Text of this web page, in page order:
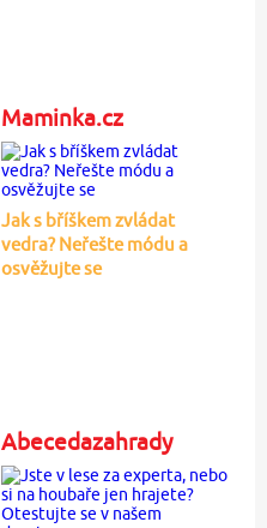
Maminka.cz
Jak s bříškem zvládat
vedra? Neřešte módu a
osvěžujte se
Abecedazahrady